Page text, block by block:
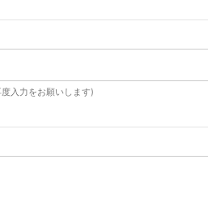
度入力をお願いします)